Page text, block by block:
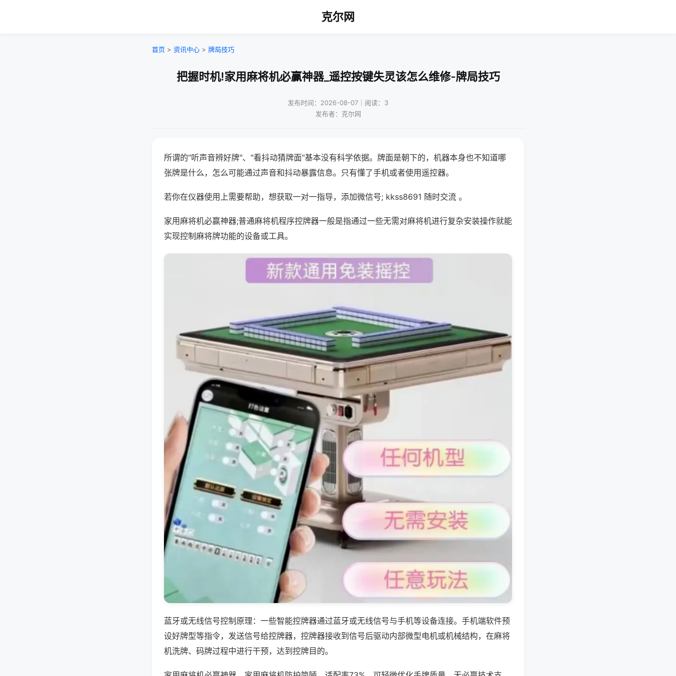
克尔网
首页 > 资讯中心 > 牌局技巧
把握时机!家用麻将机必赢神器_遥控按键失灵该怎么维修-牌局技巧
发布时间：2026-08-07｜阅读：3
发布者：克尔网
所谓的"听声音辨好牌"、"看抖动猜牌面"基本没有科学依据。牌面是朝下的，机器本身也不知道哪
张牌是什么，怎么可能通过声音和抖动暴露信息。只有懂了手机或者使用遥控器。
若你在仪器使用上需要帮助，想获取一对一指导，添加微信号; kkss8691 随时交流 。
家用麻将机必赢神器;普通麻将机程序控牌器一般是指通过一些无需对麻将机进行复杂安装操作就能
实现控制麻将牌功能的设备或工具。
蓝牙或无线信号控制原理：一些智能控牌器通过蓝牙或无线信号与手机等设备连接。手机端软件预
设好牌型等指令，发送信号给控牌器，控牌器接收到信号后驱动内部微型电机或机械结构，在麻将
机洗牌、码牌过程中进行干预，达到控牌目的。